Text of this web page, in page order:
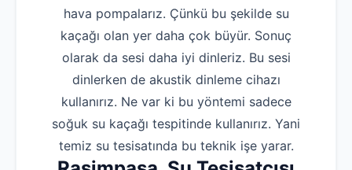
hava pompalarız. Çünkü bu şekilde su
kaçağı olan yer daha çok büyür. Sonuç
olarak da sesi daha iyi dinleriz. Bu sesi
dinlerken de akustik dinleme cihazı
kullanırız. Ne var ki bu yöntemi sadece
soğuk su kaçağı tespitinde kullanırız. Yani
temiz su tesisatında bu teknik işe yarar.